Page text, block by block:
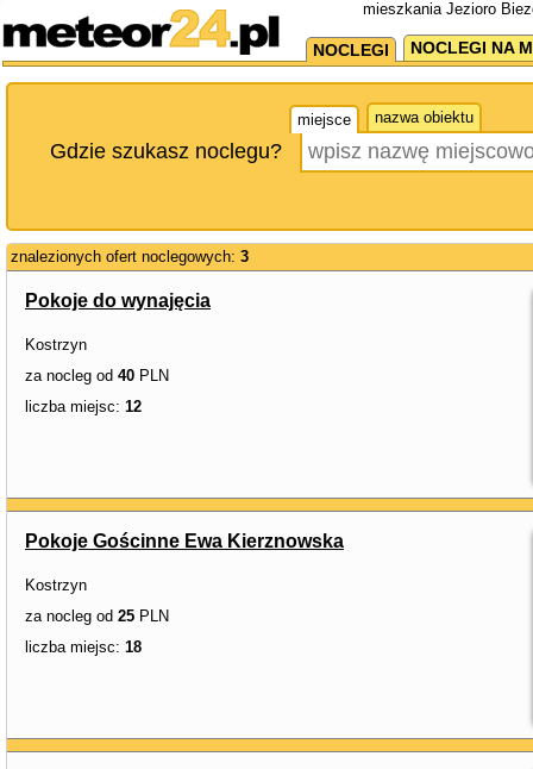
mieszkania Jezioro
NOCLEGI NOCLEGI NA
miejsce nazwa obiektu
Gdzie szukasz noclegu?
znalezionych ofert noclegowych: 3
Pokoje do wynajęcia
Kostrzyn
za nocleg od 40 PLN
liczba miejsc: 12
Pokoje Gościnne Ewa Kierznowska
Kostrzyn
za nocleg od 25 PLN
liczba miejsc: 18